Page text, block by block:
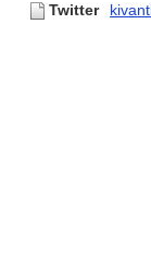
Twitter